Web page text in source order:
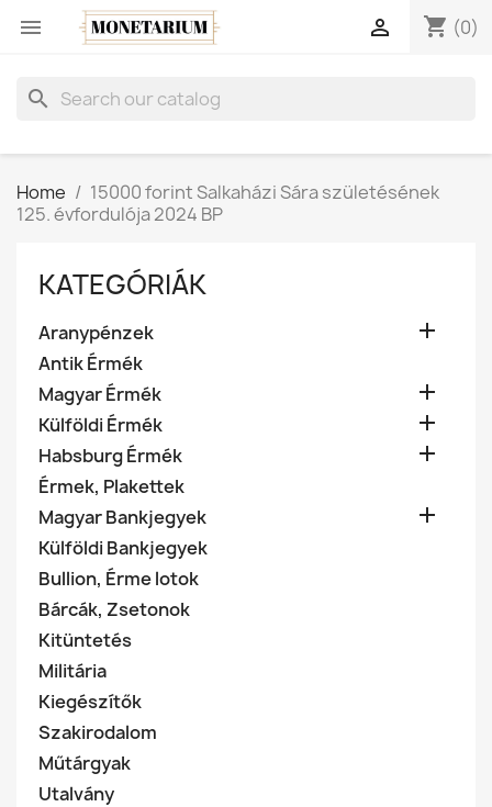
 shopping_cart (0)

search
Home
15000 forint Salkaházi Sára születésének
125. évfordulója 2024 BP
KATEGÓRIÁK
Aranypénzek 
Antik Érmék
Magyar Érmék

Külföldi Érmék 
Habsburg Érmék 
Érmek, Plakettek
Magyar Bankjegyek

Külföldi Bankjegyek
Bullion, Érme lotok
Bárcák, Zsetonok
Kitüntetés
Militária
Kiegészítők
Szakirodalom
Műtárgyak
Utalvány